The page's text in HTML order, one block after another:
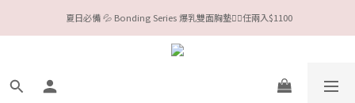
今夏限定Meufs泳衣工作坊 🥳 手做妳獨一無二的Bikini👙
夏日必備 💦 Bonding Series 爆乳雙面胸墊❤️‍🔥任兩入$1100
Valentine❤️‍🔥全款情趣系列任選兩件88折！
今夏限定Meufs泳衣工作坊 🥳 手做妳獨一無二的Bikini👙